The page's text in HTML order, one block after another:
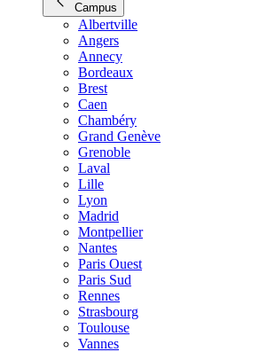
Campus
Albertville
Angers
Annecy
Bordeaux
Brest
Caen
Chambéry
Grand Genève
Grenoble
Laval
Lille
Lyon
Madrid
Montpellier
Nantes
Paris Ouest
Paris Sud
Rennes
Strasbourg
Toulouse
Vannes